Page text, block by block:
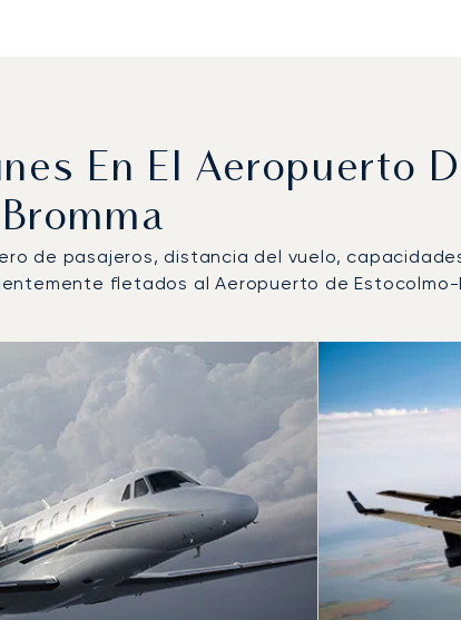
En El Aeropuerto
Bromma
de pasajeros, distancia del vuelo,
fletados al Aeropuerto de
por número de movimientos de vuelo en 2025